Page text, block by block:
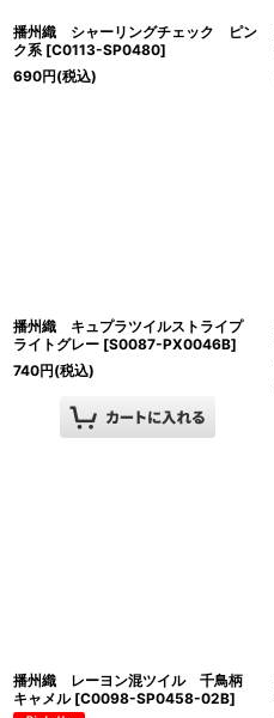
播州織 シャーリングチェック ピン
ク系 [C0113-SP0480]
690円(税込)
播州織 キュプラツイルストライプ
ライトグレー [S0087-PX0046B]
740円(税込)
播州織 レーヨン混ツイル 千鳥柄
キャメル [C0098-SP0458-02B]